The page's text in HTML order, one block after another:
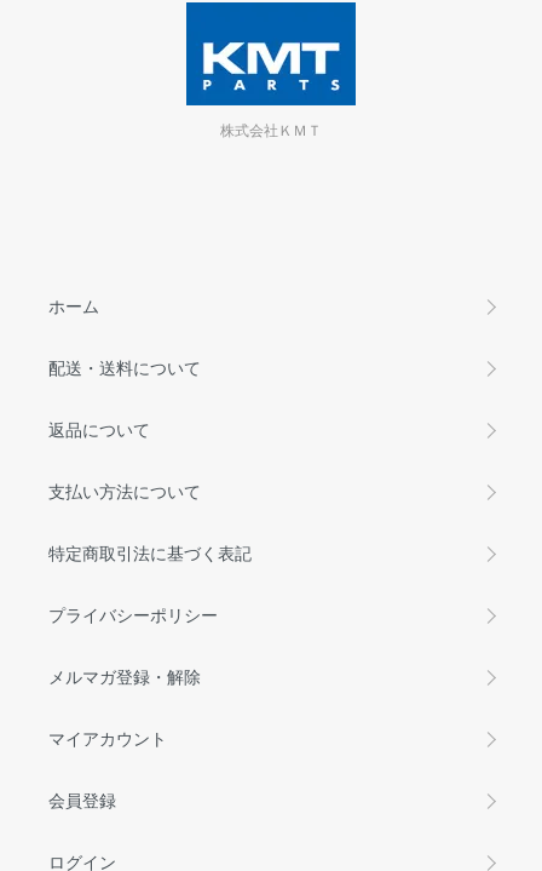
株式会社ＫＭＴ
ホーム
配送・送料について
返品について
支払い方法について
特定商取引法に基づく表記
プライバシーポリシー
メルマガ登録・解除
マイアカウント
会員登録
ログイン